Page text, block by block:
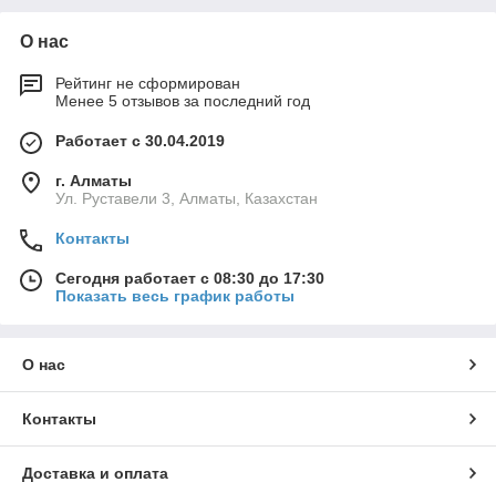
О нас
Рейтинг не сформирован
Менее 5 отзывов за последний год
Работает с 30.04.2019
г. Алматы
Ул. Руставели 3, Алматы, Казахстан
Контакты
Сегодня работает с 08:30 до 17:30
Показать весь график работы
О нас
Контакты
Доставка и оплата